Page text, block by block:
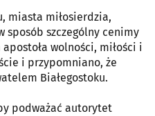
miasta miłosierdzia,
szczególny cenimy
apostoła wolności, miłości i
i przypomniano, że
Białegostoku.
podważać autorytet